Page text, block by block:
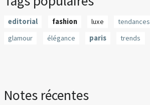
editorial fashion luxe tendances
glamour
élégance paris trends
Notes récentes